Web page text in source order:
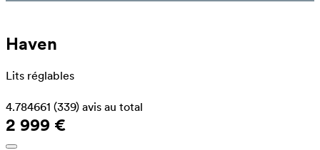
Haven
Lits réglables
4.784661 (339) avis au total
2 999 €